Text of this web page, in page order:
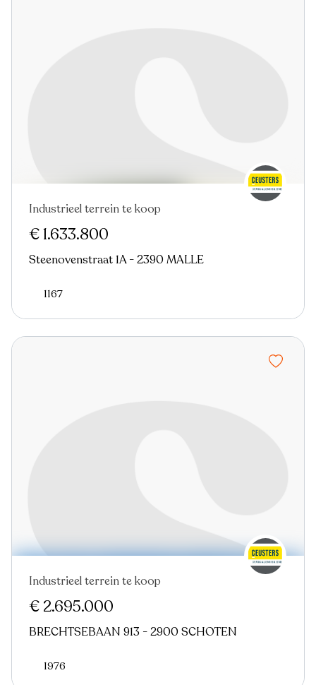
Industrieel terrein te koop
€ 1.633.800
Steenovenstraat 1A - 2390 MALLE
1167
Virtual tour
Industrieel terrein te koop
€ 2.695.000
BRECHTSEBAAN 913 - 2900 SCHOTEN
1976